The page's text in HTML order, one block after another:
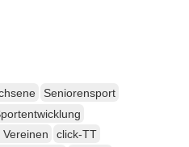
Seniorensport
click-TT